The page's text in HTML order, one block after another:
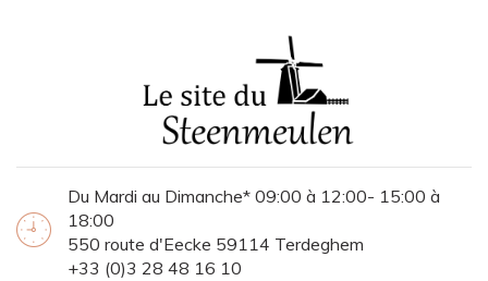
Du Mardi au Dimanche* 09:00 à 12:00- 15:00 à
18:00
550 route d'Eecke 59114 Terdeghem
+33 (0)3 28 48 16 10